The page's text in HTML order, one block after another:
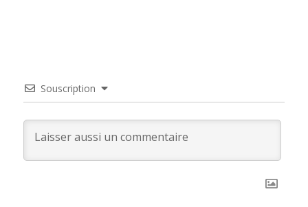
Souscription